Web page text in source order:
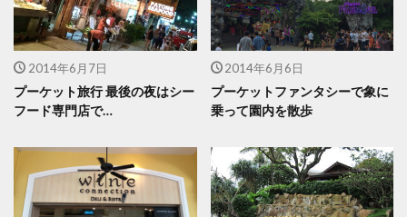
2014年6月7日
プーケット旅行 最後の夜はシー
フード専門店で…
2014年6月6日
プーケットファンタシーで象に
乗って園内を散歩